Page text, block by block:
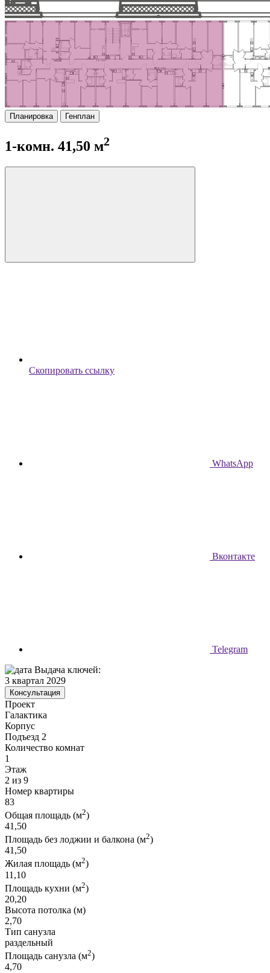
Планировка Генплан
1-комн. 41,50 м2
Скопировать ссылку
WhatsApp
Вконтакте
Telegram
Выдача ключей:
3 квартал 2029
Консультация
Проект
Галактика
Корпус
Подъезд 2
Количество комнат
1
Этаж
2 из 9
Номер квартиры
83
Общая площадь (м2)
41,50
Площадь без лоджии и балкона (м2)
41,50
Жилая площадь (м2)
11,10
Площадь кухни (м2)
20,20
Высота потолка (м)
2,70
Тип санузла
раздельный
Площадь санузла (м2)
4,70